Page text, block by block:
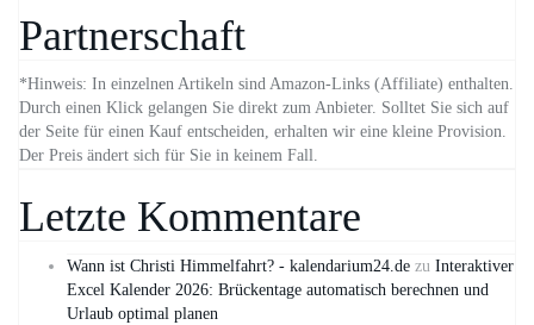
Partnerschaft
*Hinweis: In einzelnen Artikeln sind Amazon-Links (Affiliate) enthalten.
Durch einen Klick gelangen Sie direkt zum Anbieter. Solltet Sie sich auf
der Seite für einen Kauf entscheiden, erhalten wir eine kleine Provision.
Der Preis ändert sich für Sie in keinem Fall.
Letzte Kommentare
Wann ist Christi Himmelfahrt? - kalendarium24.de zu Interaktiver
Excel Kalender 2026: Brückentage automatisch berechnen und
Urlaub optimal planen